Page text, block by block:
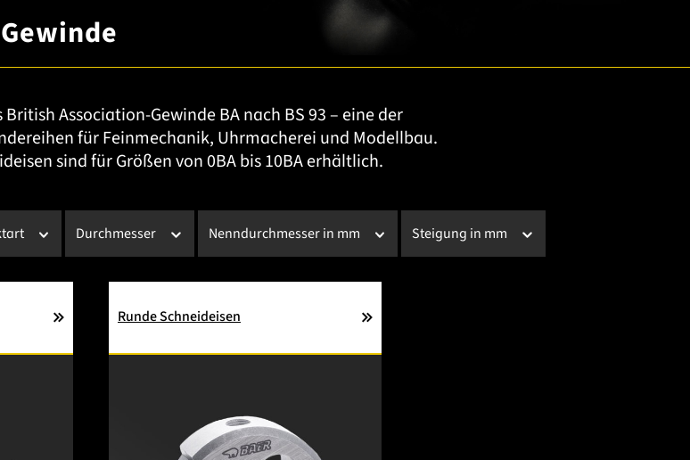
Association-Gewinde BA nach BS 93 – eine der
für Feinmechanik, Uhrmacherei und Modellbau.
sind für Größen von 0BA bis 10BA erhältlich.
Durchmesser Nenndurchmesser in mm Steigung in mm
Runde Schneideisen